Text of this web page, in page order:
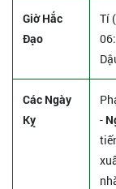
Giờ Hắc
Đạo
Tí
Các Ngày
Kỵ
-